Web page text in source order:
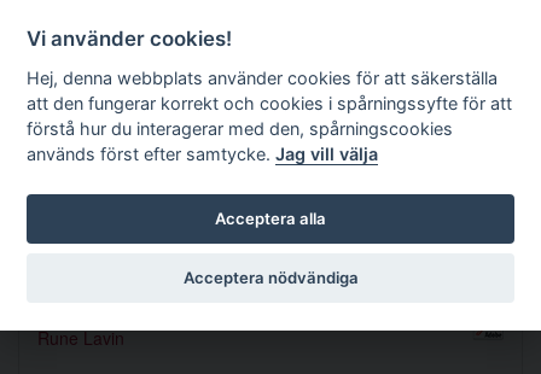
Förvaltningsrättslig tidskrift
Sök
Nummer 1993 4-5
Rune Lavin
Vi använder cookies!
Hej, denna webbplats använder cookies för att säkerställa
att den fungerar korrekt och cookies i spårningssyfte för att
förstå hur du interagerar med den, spårningscookies
används först efter samtycke.Jag vill välja
Acceptera alla
Acceptera nödvändiga